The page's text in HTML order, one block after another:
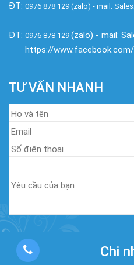
ĐT: 0976 878 129 (zalo) - mail:
ĐT: 0976 878 129 (zalo) - mail:
https://www.facebook.com/
TƯ VẤN NHANH
Chi